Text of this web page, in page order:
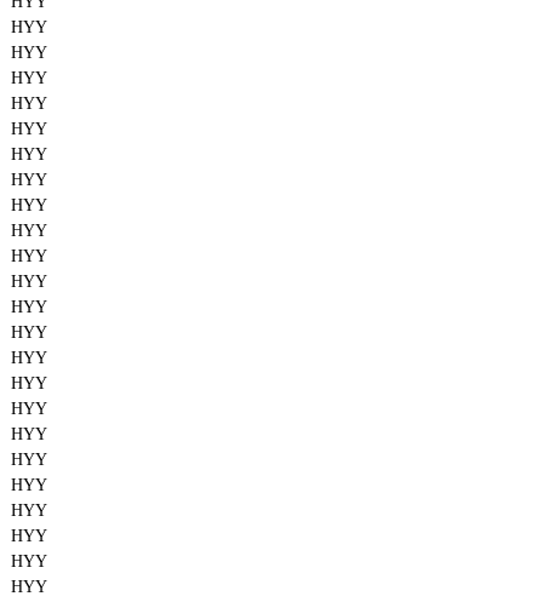
HYY
HYY
HYY
HYY
HYY
HYY
HYY
HYY
HYY
HYY
HYY
HYY
HYY
HYY
HYY
HYY
HYY
HYY
HYY
HYY
HYY
HYY
HYY